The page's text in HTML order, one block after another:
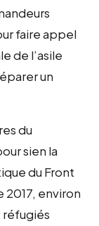
faire appel
de l’asile
un
du
sien la
du Front
environ